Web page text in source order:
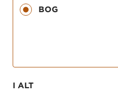
læseforståelsesstrategier
ordkendskab og
desuden til at overvåge
og læse ’med blyant i
er en
uafhængigt af systemet.
kommer til at
BOG
I ALT